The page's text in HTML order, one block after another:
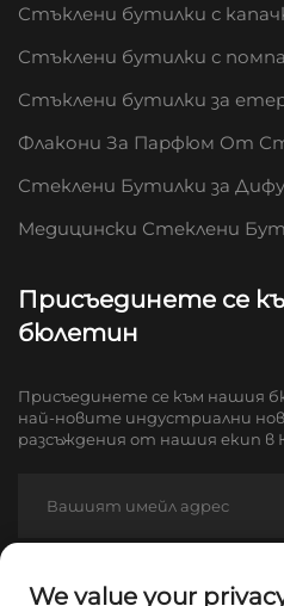
Стъклени бутилки с
Стъклени бутилки с помпа
Стъклени бутилки за
Флакони За Парфюм От
Стеклени Бутилки за
Медицински Стеклени
Присъединете се
бюлетин
Присъединете се към нашия
най-новите индустриални
разсъждения от нашия екип в
We value your